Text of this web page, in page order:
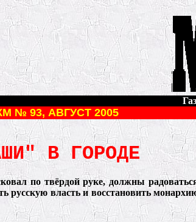
№ 93, АВГУСТ 2005
В ГОРОДЕ
по твёрдой руке, должны
русскую власть и восстановить